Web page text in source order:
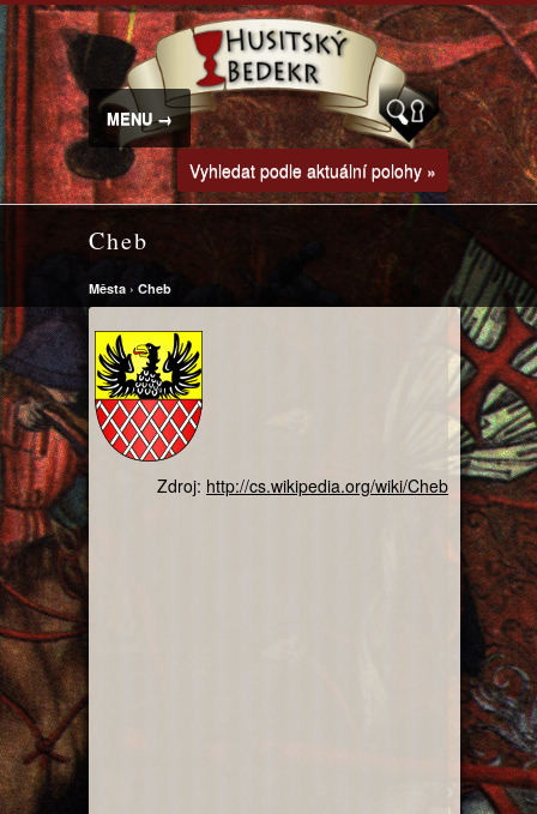
MENU →
Vyhledat podle aktuální polohy »
Cheb
Města › Cheb
Zdroj: http://cs.wikipedia.org/wiki/Cheb